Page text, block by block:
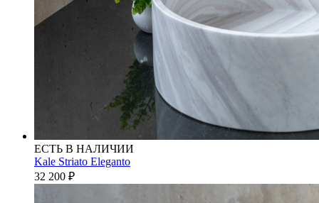
ЕСТЬ В НАЛИЧИИ
Kale Striato Eleganto
32 200 ₽